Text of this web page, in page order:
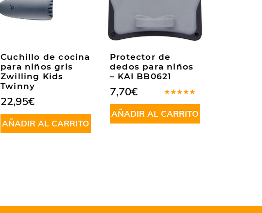
Cuchillo de cocina
para niños gris
Zwilling Kids
Twinny
22,95€
AÑADIR AL CARRITO
Protector de
dedos para niños
– KAI BB0621
en4.33
de 5
7,70€
AÑADIR AL CARRITO